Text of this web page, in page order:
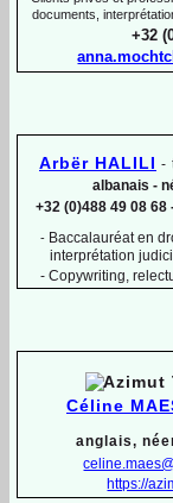
documents,
+32
Arbër HALILI -
albanais -
+32 (0)488 49 08 68
- Baccalauréat en
interprétation
- Copywriting,
Céline
anglais,
https://